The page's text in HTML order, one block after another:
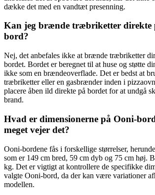
dække det med en vandtæt presenning.
Kan jeg brænde træbriketter direkte
bord?
Nej, det anbefales ikke at brænde træbriketter
bordet. Bordet er beregnet til at huse og støtte
ikke som en brændeoverflade. Det er bedst at
træbriketter eller en gasbrænder inden i
placere åben ild direkte på bordet for at undgå
brand.
Hvad er dimensionerne på Ooni-
meget vejer det?
Ooni-bordene fås i forskellige størrelser,
som er 149 cm bred, 59 cm dyb og 75 cm høj.
kg. Det er vigtigt at kontrollere de specifikke
valgte Ooni-bord, da der kan være variationer
modellen.